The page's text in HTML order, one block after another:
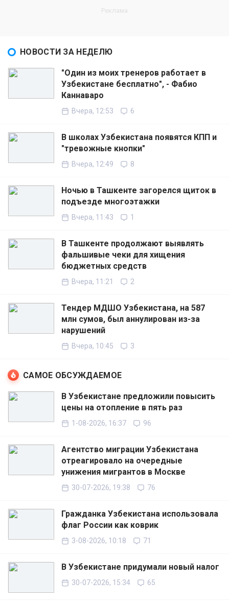
НОВОСТИ ЗА НЕДЕЛЮ
"Один из моих тренеров работает в
Узбекистане бесплатно", - Фабио
Каннаваро
Вчера, 12:53 6
В школах Узбекистана появятся КПП и
"тревожные кнопки"
Вчера, 12:49 8
Ночью в Ташкенте загорелся щиток в
подъезде многоэтажки
Вчера, 11:43 1
В Ташкенте продолжают выявлять
фальшивые чеки для хищения
бюджетных средств
Вчера, 11:21 2
Тендер МДШО Узбекистана, на 587
млн сумов, был аннулирован из-за
нарушений
Вчера, 10:45 3
САМОЕ ОБСУЖДАЕМОЕ
В Узбекистане предложили повысить
цены на отопление в пять раз
1-08-2026, 16:37 96
Агентство миграции Узбекистана
отреагировало на очередные
унижения мигрантов в Москве
30-07-2026, 19:38 76
Гражданка Узбекистана использовала
флаг России как коврик
3-08-2026, 10:18 71
В Узбекистане придумали новый налог
30-07-2026, 15:34 65